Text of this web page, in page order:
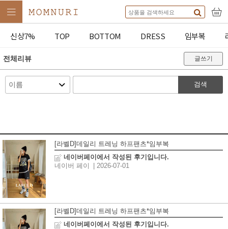
신상7% TOP BOTTOM DRESS 임부복
전체리뷰 글쓰기
검색
[라벨D]데일리 트레닝 하프팬츠*임부복
네이버페이에서 작성된 후기입니다.
네이버 페이
| 2026-07-01
[라벨D]데일리 트레닝 하프팬츠*임부복
네이버페이에서 작성된 후기입니다.